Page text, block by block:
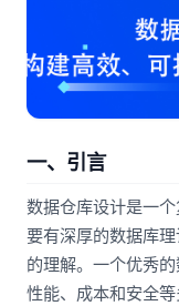
一、引言
数据仓库设计是一
要有深厚的数据库
的理解。一个优秀
性能、成本和安全